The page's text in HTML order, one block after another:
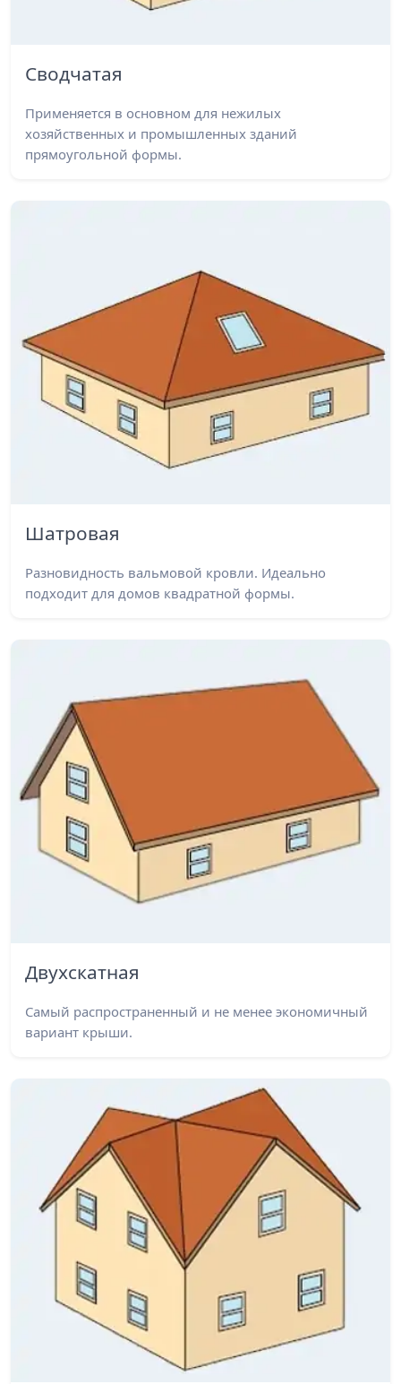
Сводчатая
Применяется в основном для нежилых
хозяйственных и промышленных зданий
прямоугольной формы.
Шатровая
Разновидность вальмовой кровли. Идеально
подходит для домов квадратной формы.
Двухскатная
Самый распространенный и не менее экономичный
вариант крыши.